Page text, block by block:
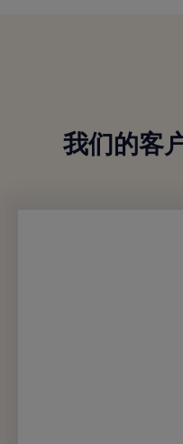
我们的客